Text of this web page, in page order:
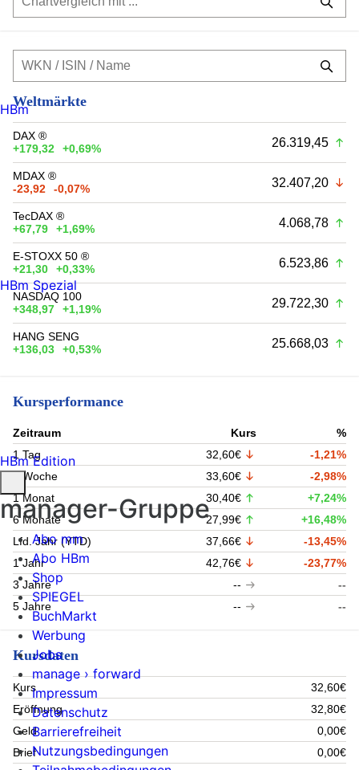
Weltmärkte
DAX ®
+179,32
+0,69% 26.319,45
MDAX ®
-23,92
-0,07% 32.407,20
TecDAX ®
+67,79
+1,69% 4.068,78
E-STOXX 50 ®
+21,30
+0,33% 6.523,86
NASDAQ 100
+348,97
+1,19% 29.722,30
HANG SENG
+136,03
+0,53% 25.668,03
Kursperformance
Zeitraum Kurs
%
1 Tag
32,60€
-1,21%
1 Woche
33,60€
-2,98%
1 Monat
30,40€
+7,24%
6 Monate
27,99€
+16,48%
Lfd. Jahr (YTD)
37,66€
-13,45%
1 Jahr
42,76€
-23,77%
3 Jahre
--
--
5 Jahre
-- --
Kursdaten
Kurs
32,60€
Eröffnung
32,80€
Geld
0,00€
Brief
0,00€
HBm
HBm Spezial
HBm Edition
manager-Gruppe
Abo mm
Abo HBm
Shop
SPIEGEL
BuchMarkt
Werbung
Jobs
manage › forward
Impressum
Datenschutz
Barrierefreiheit
Nutzungsbedingungen